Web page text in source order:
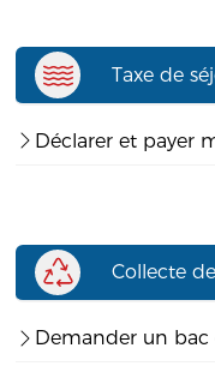
Taxe de
Déclarer et payer
Collecte
Demander un bac